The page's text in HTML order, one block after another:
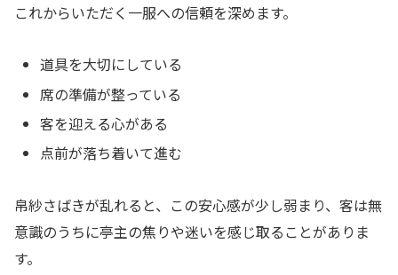
これからいただく一服への信頼を深めます。
道具を大切にしている
席の準備が整っている
客を迎える心がある
点前が落ち着いて進む
帛紗さばきが乱れると、この安心感が少し弱まり、客は無
意識のうちに亭主の焦りや迷いを感じ取ることがありま
す。